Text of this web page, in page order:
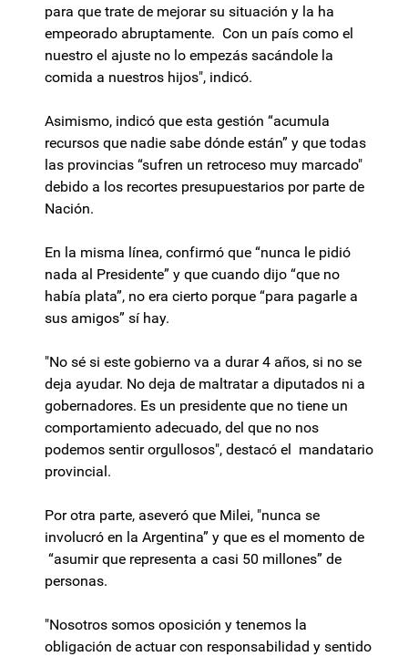
para que trate de mejorar su situación y la ha
empeorado abruptamente. Con un país como el
nuestro el ajuste no lo empezás sacándole la
comida a nuestros hijos", indicó.
Asimismo, indicó que esta gestión “acumula
recursos que nadie sabe dónde están” y que todas
las provincias “sufren un retroceso muy marcado"
debido a los recortes presupuestarios por parte de
Nación.
En la misma línea, confirmó que “nunca le pidió
nada al Presidente” y que cuando dijo “que no
había plata”, no era cierto porque “para pagarle a
sus amigos” sí hay.
"No sé si este gobierno va a durar 4 años, si no se
deja ayudar. No deja de maltratar a diputados ni a
gobernadores. Es un presidente que no tiene un
comportamiento adecuado, del que no nos
podemos sentir orgullosos", destacó el mandatario
provincial.
Por otra parte, aseveró que Milei, "nunca se
involucró en la Argentina” y que es el momento de
“asumir que representa a casi 50 millones” de
personas.
"Nosotros somos oposición y tenemos la
obligación de actuar con responsabilidad y sentido